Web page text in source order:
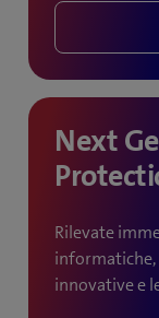
Next
Rilevate
innovative e